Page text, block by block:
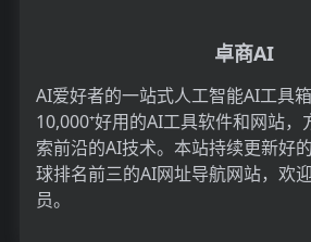
卓商AI
AI爱好者的一站式人工智能AI工具
10,000⁺好用的AI工具软件和网站，
索前沿的AI技术。本站持续更新好
球排名前三的AI网址导航网站，欢
员。